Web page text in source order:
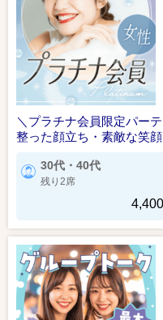
＼プラチナ会員限定パー
整った顔立ち・素敵な笑
30代・40代
残り2席
4,400